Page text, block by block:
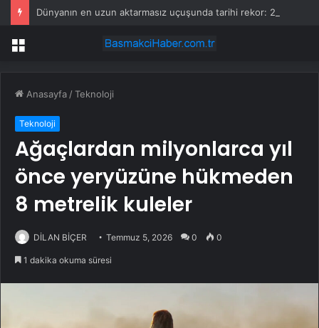
Menü
Anasayfa /Teknoloji
Teknoloji
Ağaçlardan milyonlarca yıl
önce yeryüzüne hükmeden
8 metrelik kuleler
DİLAN BİÇER Temmuz 5, 2026 0 0
1 dakika okuma süresi